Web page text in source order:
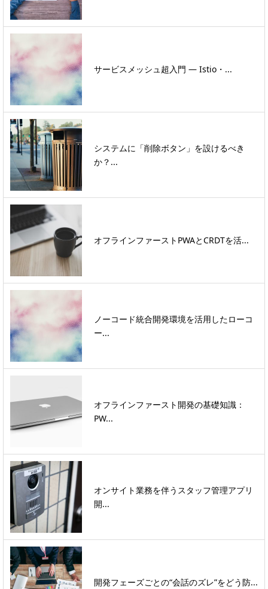
サービスメッシュ超入門 ― Istio・...
システムに「削除ボタン」を設けるべき
か？...
オフラインファーストPWAとCRDTを活...
ノーコード統合開発環境を活用したローコ
ー...
オフラインファースト開発の基礎知識：
PW...
オンサイト業務を伴うスタッフ管理アプリ
開...
開発フェーズごとの“会話のズレ”をどう防...